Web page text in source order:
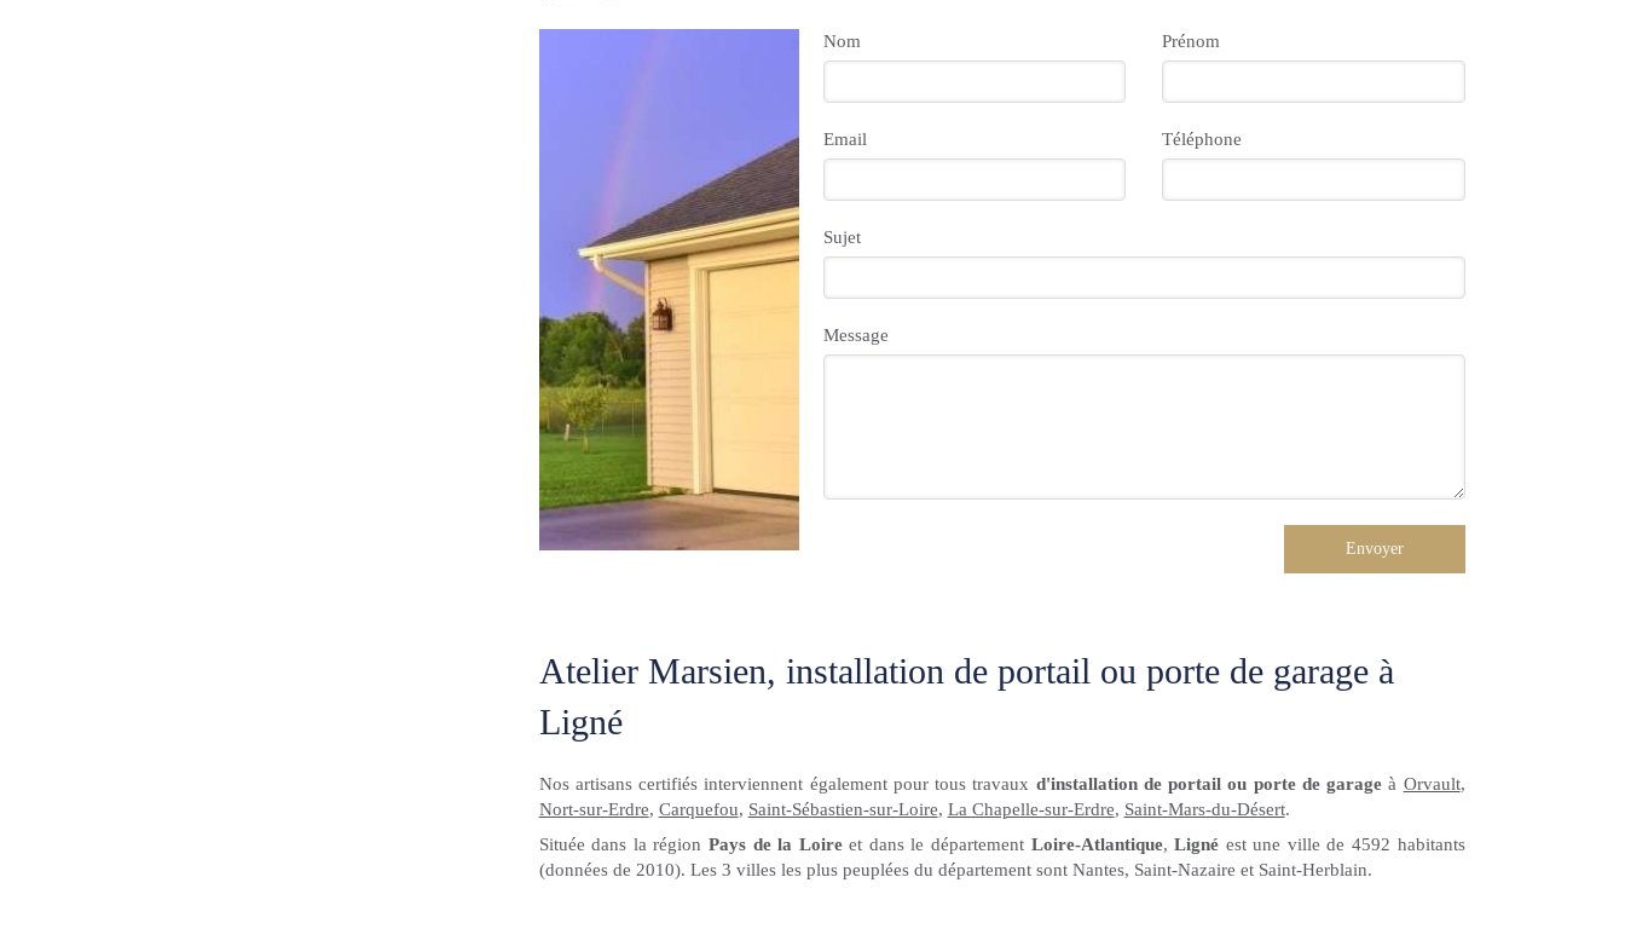
Nom Prénom
Email Téléphone
Sujet
Message
Envoyer
Atelier Marsien, installation de portail ou porte de garage à
Ligné
Nos artisans certifiés interviennent également pour tous travaux d'installation de portail ou porte de garage à Orvault,
Nort-sur-Erdre, Carquefou, Saint-Sébastien-sur-Loire, La Chapelle-sur-Erdre, Saint-Mars-du-Désert.
Située dans la région Pays de la Loireet dans le département Loire-Atlantique,Ligné est une ville de 4592 habitants
(données de 2010). Les 3 villes les plus peuplées du département sont Nantes, Saint-Nazaire et Saint-Herblain.